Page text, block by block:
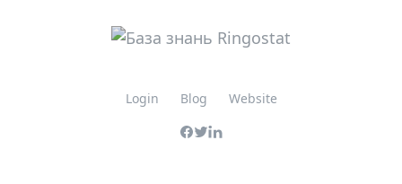
Login Blog Website